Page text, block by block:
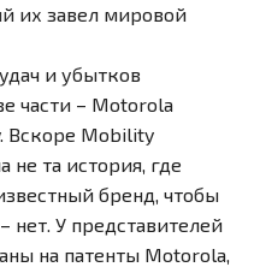
их завел мировой
и убытков
части – Motorola
Вскоре Mobility
не та история, где
бренд, чтобы
нет. У представителей
на патенты Motorola,